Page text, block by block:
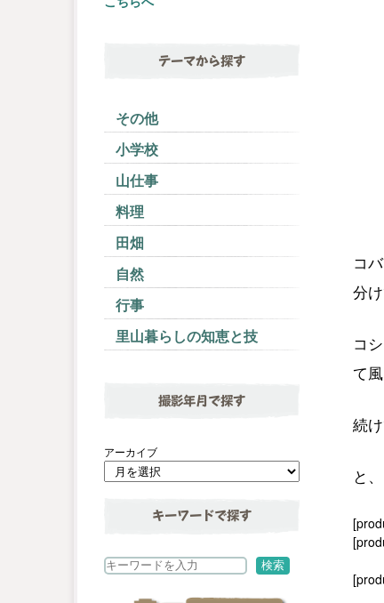
コ
分
コ
て
続
と
テーマから探す
その他
小学校
山仕事
料理
田畑
自然
行事
里山暮らしの知恵と技
撮影年月で探す
アーカイブ
キーワードで探す
検
検索